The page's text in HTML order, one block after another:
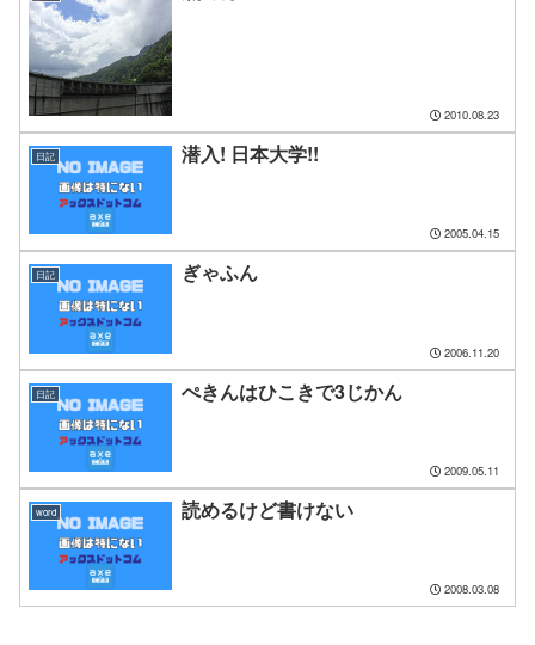
2010.08.23
日記 潜入! 日本大学!!
2005.04.15
日記 ぎゃふん
2006.11.20
日記 ぺきんはひこきで3じかん
2009.05.11
word 読めるけど書けない
2008.03.08